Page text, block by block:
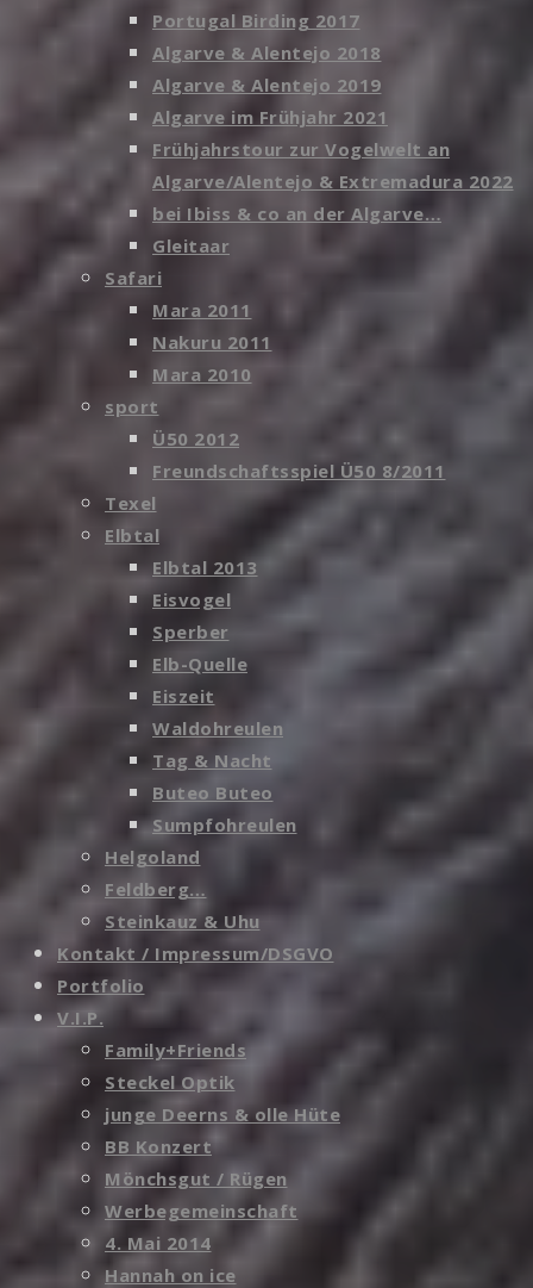
Portugal Birding 2017
Algarve & Alentejo 2018
Algarve & Alentejo 2019
Algarve im Frühjahr 2021
Frühjahrstour zur Vogelwelt an
Algarve/Alentejo & Extremadura 2022
bei Ibiss & co an der Algarve…
Gleitaar
Safari
Mara 2011
Nakuru 2011
Mara 2010
sport
Ü50 2012
Freundschaftsspiel Ü50 8/2011
Texel
Elbtal
Elbtal 2013
Eisvogel
Sperber
Elb-Quelle
Eiszeit
Waldohreulen
Tag & Nacht
Buteo Buteo
Sumpfohreulen
Helgoland
Feldberg…
Steinkauz & Uhu
Kontakt / Impressum/DSGVO
Portfolio
V.I.P.
Family+Friends
Steckel Optik
junge Deerns & olle Hüte
BB Konzert
Mönchsgut / Rügen
Werbegemeinschaft
4. Mai 2014
Hannah on ice